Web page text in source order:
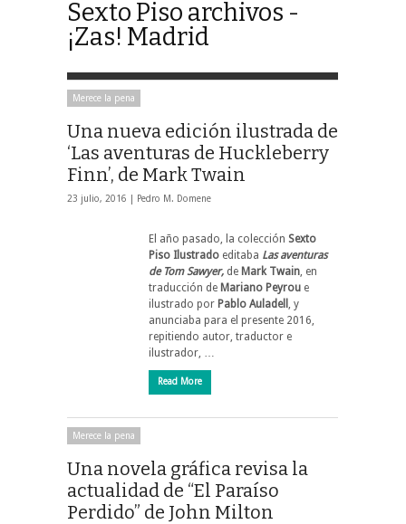
Sexto Piso archivos -
¡Zas! Madrid
Merece la pena
Una nueva edición ilustrada de
‘Las aventuras de Huckleberry
Finn’, de Mark Twain
23 julio, 2016 | Pedro M. Domene
El año pasado, la colección Sexto
Piso Ilustrado editaba Las aventuras
de Tom Sawyer, de Mark Twain , en
traducción de Mariano Peyrou e
ilustrado por Pablo Auladell
, y
anunciaba para el presente 2016,
repitiendo autor, traductor e
ilustrador, …
Read More
Merece la pena
Una novela gráfica revisa la
actualidad de “El Paraíso
Perdido” de John Milton